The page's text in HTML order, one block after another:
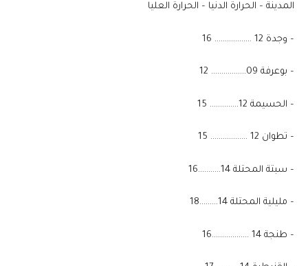
المدينة – الحرارة الدنيا – الحرارة العليا
– وجدة 12 ……………… 16
– بوعرفة 09…………….. 12
– الحسيمة 12………….. 15
– تطوان 12 ……………… 15
– سبتة المحتلة 14………..16
– مليلية المحتلة 14………18
– طنجة 14 ………………16